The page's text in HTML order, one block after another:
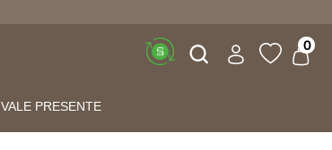
Buscar 0
VALE PRESENTE